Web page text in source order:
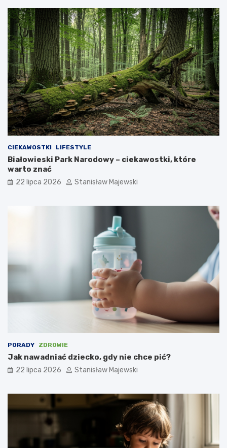
CIEKAWOSTKI LIFESTYLE
Białowieski Park Narodowy – ciekawostki, które
warto znać
22 lipca 2026 Stanisław Majewski
PORADY ZDROWIE
Jak nawadniać dziecko, gdy nie chce pić?
22 lipca 2026 Stanisław Majewski